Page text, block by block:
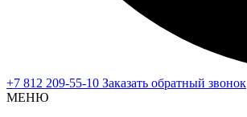
+7 812 209-55-10 Заказать обратный звонок
МЕНЮ